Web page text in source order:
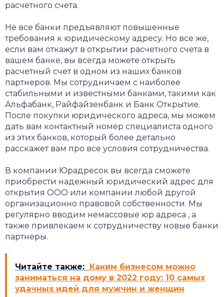
расчетного счета.
Не все банки предъявляют повышенные
требования к юридическому адресу. Но все же,
если вам откажут в открытии расчетного счета в
вашем банке, вы всегда можете открыть
расчетный счет в одном из наших банков
партнеров. Мы сотрудничаем с наиболее
стабильными и известными банками, такими как
Альфабанк, Райфайзенбанк и Банк Открытие.
После покупки юридического адреса, мы можем
дать вам контактный номер специалиста одного
из этих банков, который более детально
расскажет вам про все условия сотрудничества.
В компании Юрадресок вы всегда сможете
приобрести надежный юридический адрес для
открытия ООО или компании любой другой
организационно правовой собственности. Мы
регулярно вводим немассовые юр адреса , а
также привлекаем к сотрудничеству новые банки
партнеры.
Читайте также: Каким бизнесом можно
заниматься на дому в 2022 году: 10 самых
удачных идей для мужчин и женщин